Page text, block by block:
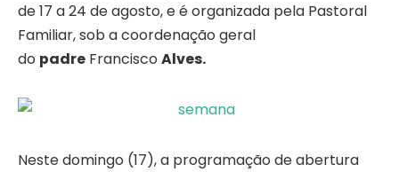
de 17 a 24 de agosto, e é organizada pela Pastoral
Familiar, sob a coordenação geral
do padre Francisco Alves.
Neste domingo (17), a programação de abertura